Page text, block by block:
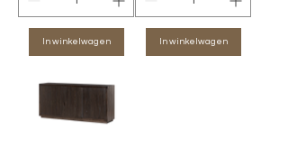
In winkelwagen In winkelwagen